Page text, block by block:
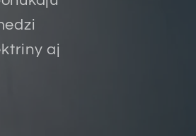
aj